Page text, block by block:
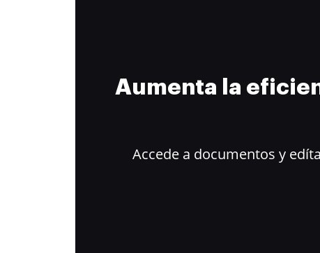
Aumenta la
Accede a documentos y